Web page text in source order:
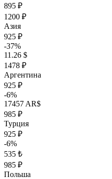
895 ₽
1200 ₽
Азия
925 ₽
-37%
11.26 $
1478 ₽
Аргентина
925 ₽
-6%
17457 AR$
985 ₽
Турция
925 ₽
-6%
535 ₺
985 ₽
Польша